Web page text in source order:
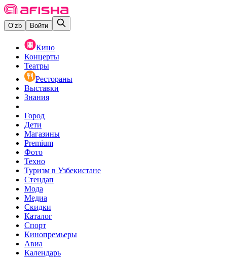
O‘zb Войти
Кино
Концерты
Театры
Рестораны
Выставки
Знания
Город
Дети
Магазины
Premium
Фото
Техно
Туризм в Узбекистане
Стендап
Мода
Медиа
Скидки
Каталог
Спорт
Кинопремьеры
Авиа
Календарь